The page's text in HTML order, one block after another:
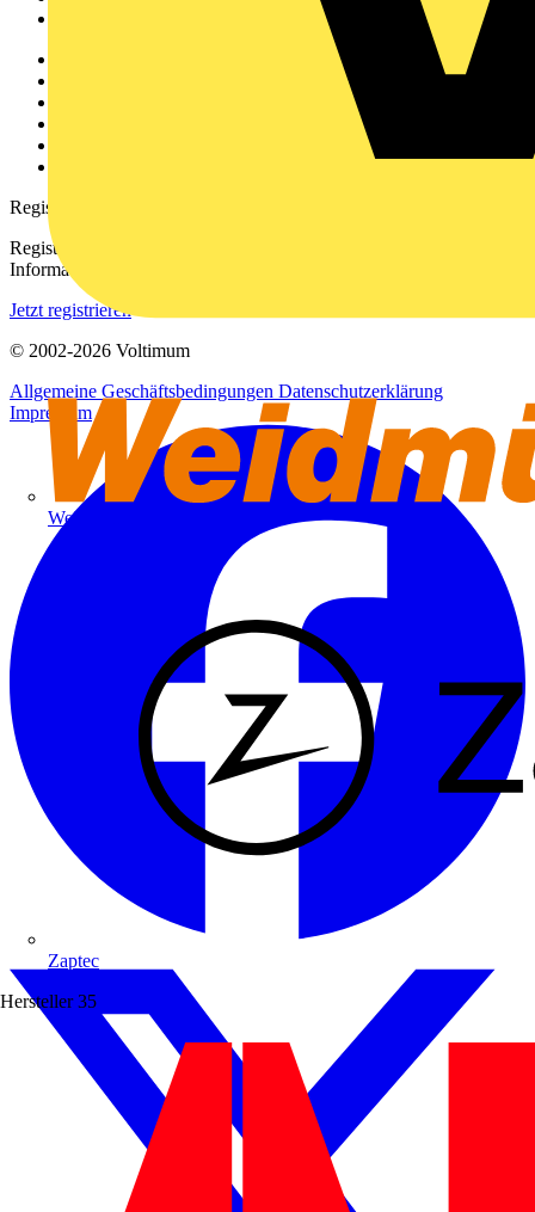
Weidmüller
Zaptec
Hersteller 35
Registrierung
Registrieren Sie sich kostenlos und erhalten Sie stets aktuelle
Informationen aus der Elektroindustrie.
Jetzt registrieren
© 2002-2026 Voltimum
Allgemeine Geschäftsbedingungen Datenschutzerklärung
Impressum